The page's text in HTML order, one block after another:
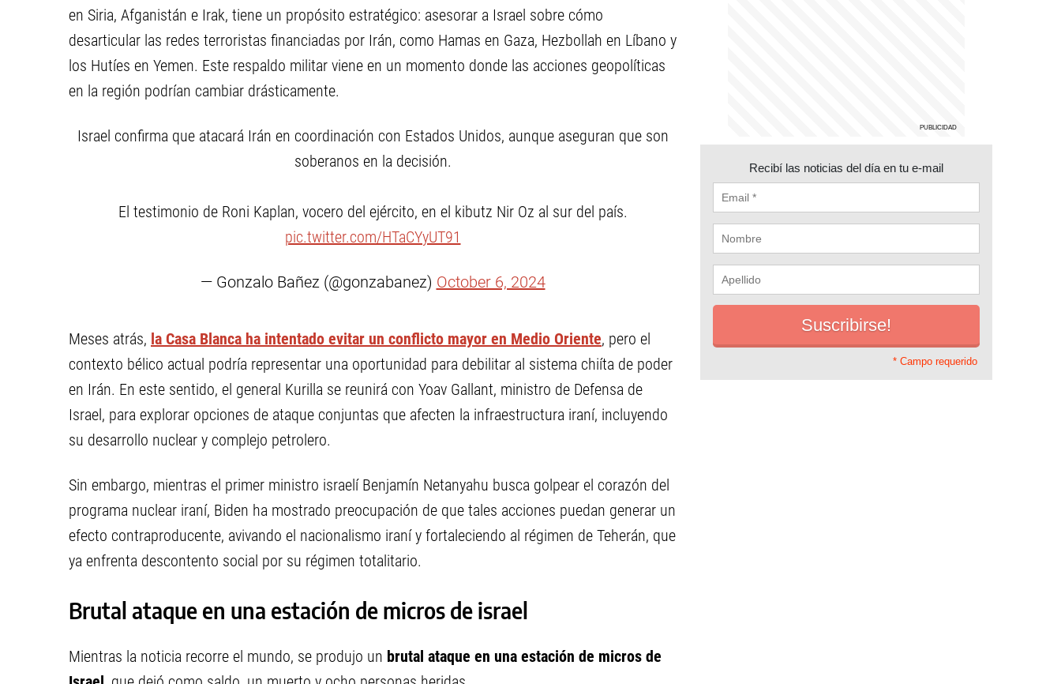
en Siria, Afganistán e Irak, tiene un propósito estratégico: asesorar a Israel sobre cómo
desarticular las redes terroristas financiadas por Irán, como Hamas en Gaza, Hezbollah en Líbano y
los Hutíes en Yemen. Este respaldo militar viene en un momento donde las acciones geopolíticas
en la región podrían cambiar drásticamente.
Israel confirma que atacará Irán en coordinación con Estados Unidos, aunque aseguran que son
soberanos en la decisión.
El testimonio de Roni Kaplan, vocero del ejército, en el kibutz Nir Oz al sur del país.
pic.twitter.com/HTaCYyUT91
— Gonzalo Bañez (@gonzabanez) October 6, 2024
Meses atrás, la Casa Blanca ha intentado evitar un conflicto mayor en Medio Oriente, pero el
contexto bélico actual podría representar una oportunidad para debilitar al sistema chiíta de poder
en Irán. En este sentido, el general Kurilla se reunirá con Yoav Gallant, ministro de Defensa de
Israel, para explorar opciones de ataque conjuntas que afecten la infraestructura iraní, incluyendo
su desarrollo nuclear y complejo petrolero.
Sin embargo, mientras el primer ministro israelí Benjamín Netanyahu busca golpear el corazón del
programa nuclear iraní, Biden ha mostrado preocupación de que tales acciones puedan generar un
efecto contraproducente, avivando el nacionalismo iraní y fortaleciendo al régimen de Teherán, que
ya enfrenta descontento social por su régimen totalitario.
Brutal ataque en una estación de micros de israel
Mientras la noticia recorre el mundo, se produjo un brutal ataque en una estación de micros de
Recibí las noticias del día en tu e-mail
* Campo requerido